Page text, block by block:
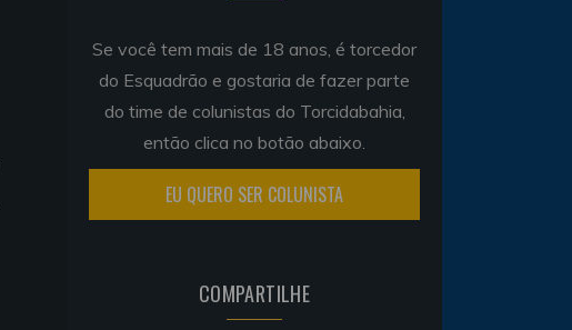
Se você tem mais de 18 anos, é torcedor
do Esquadrão e gostaria de fazer parte
do time de colunistas do Torcidabahia,
então clica no botão abaixo.
EU QUERO SER COLUNISTA
COMPARTILHE